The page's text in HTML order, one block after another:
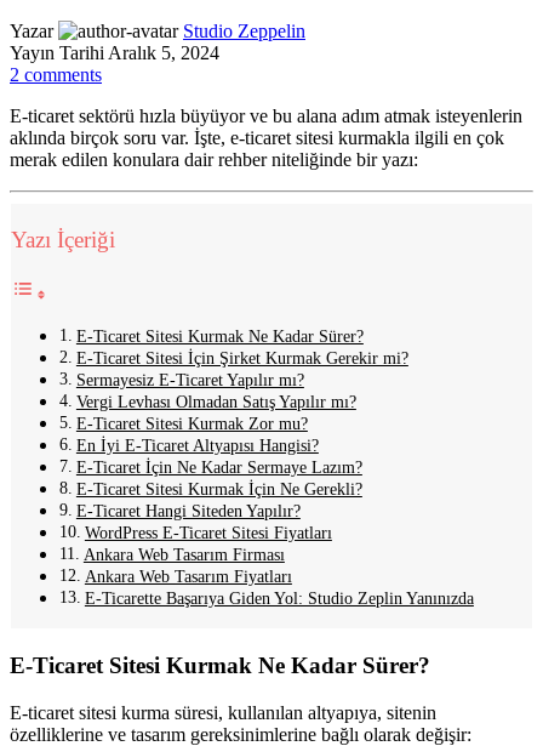
Yazar
Studio Zeppelin
Yayın Tarihi Aralık 5, 2024
2 comments
E-ticaret sektörü hızla büyüyor ve bu alana adım atmak isteyenlerin
aklında birçok soru var. İşte, e-ticaret sitesi kurmakla ilgili en çok
merak edilen konulara dair rehber niteliğinde bir yazı:
Yazı İçeriği
E-Ticaret Sitesi Kurmak Ne Kadar Sürer?
E-Ticaret Sitesi İçin Şirket Kurmak Gerekir mi?
Sermayesiz E-Ticaret Yapılır mı?
Vergi Levhası Olmadan Satış Yapılır mı?
E-Ticaret Sitesi Kurmak Zor mu?
En İyi E-Ticaret Altyapısı Hangisi?
E-Ticaret İçin Ne Kadar Sermaye Lazım?
E-Ticaret Sitesi Kurmak İçin Ne Gerekli?
E-Ticaret Hangi Siteden Yapılır?
WordPress E-Ticaret Sitesi Fiyatları
Ankara Web Tasarım Firması
Ankara Web Tasarım Fiyatları
E-Ticarette Başarıya Giden Yol: Studio Zeplin Yanınızda
E-Ticaret Sitesi Kurmak Ne Kadar Sürer?
E-ticaret sitesi kurma süresi, kullanılan altyapıya, sitenin
özelliklerine ve tasarım gereksinimlerine bağlı olarak değişir: